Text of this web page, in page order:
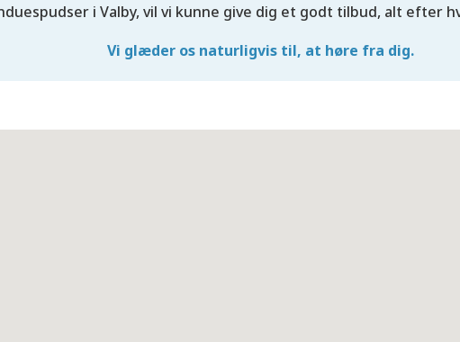
i Valby, vil vi kunne give dig et godt tilbud, alt efter
Vi glæder os naturligvis til, at høre fra dig.